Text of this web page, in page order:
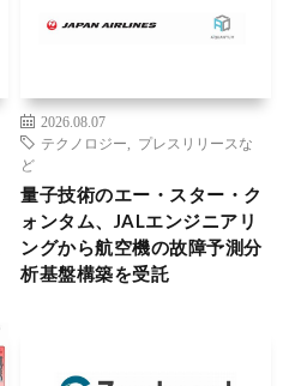
2026.08.07
テクノロジー
プレスリリースな
ど
量子技術のエー・スター・ク
ォンタム、JALエンジニアリ
ングから航空機の故障予測分
析基盤構築を受託